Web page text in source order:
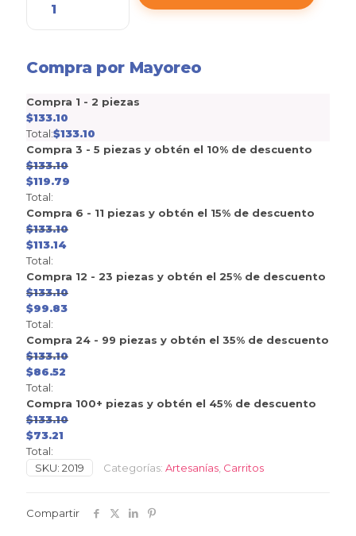
Compra por Mayoreo
Compra 1 - 2 piezas
$133.10
Total:$133.10
Compra 3 - 5 piezas y obtén el 10% de descuento
$133.10
$119.79
Total:
Compra 6 - 11 piezas y obtén el 15% de descuento
$133.10
$113.14
Total:
Compra 12 - 23 piezas y obtén el 25% de descuento
$133.10
$99.83
Total:
Compra 24 - 99 piezas y obtén el 35% de descuento
$133.10
$86.52
Total:
Compra 100+ piezas y obtén el 45% de descuento
$133.10
$73.21
Total:
SKU: 2019 Categorías: Artesanías Carritos
Compartir